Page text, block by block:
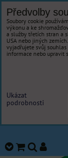
Předvolby
Soubory cookie
výkonu a ke
a služby třetích stran a
USA nebo jiných
vyjadřujete svůj
informace nebo upravit
Ukázat
podrobnosti